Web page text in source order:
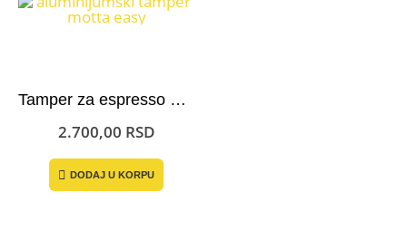
Tamper za espresso Motta Easy aluminijumski
2.700,00 RSD
DODAJ U KORPU